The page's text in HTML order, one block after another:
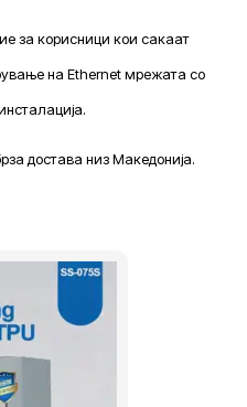
за корисници кои сакаат
на Ethernet мрежата со
достава низ Македонија.